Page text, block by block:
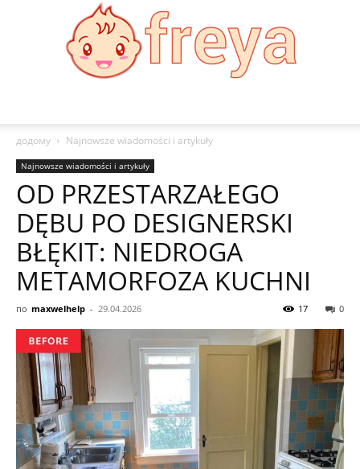
додому
Najnowsze wiadomości i artykuły
Najnowsze wiadomości i artykuły
OD PRZESTARZAŁEGO
DĘBU PO DESIGNERSKI
BŁĘKIT: NIEDROGA
METAMORFOZA KUCHNI
по maxwelhelp - 29.04.2026 0
17